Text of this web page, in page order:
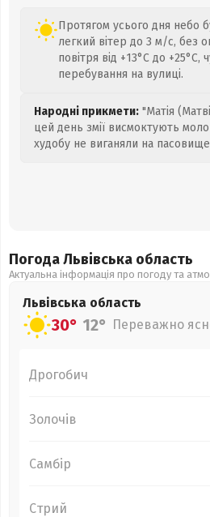
Протягом усього дня небо
легкий вітер до 3 м/с, без
повітря від +13°C до +25°C,
перебування на вулиці.
Народні прикмети: "Матія
цей день змії висмоктують
худобу не виганяли на
Погода Львівська область
Актуальна інформація про погоду та
Львівська область
30° 12° Переважно
Дрогобич
Золочів
Самбір
Стрий